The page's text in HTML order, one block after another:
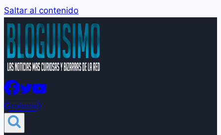
Saltar al contenido
Groleros!